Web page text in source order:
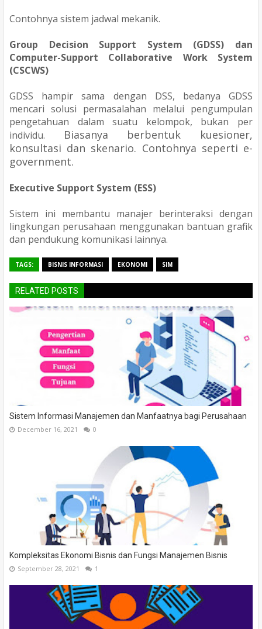
Contohnya sistem jadwal mekanik.
Group Decision Support System (GDSS) dan
Computer-Support Collaborative Work System
(CSCWS)
GDSS hampir sama dengan DSS, bedanya GDSS
mencari solusi permasalahan melalui pengumpulan
pengetahuan dalam suatu kelompok, bukan per
individu.
Biasanya berbentuk kuesioner,
konsultasi dan skenario. Contohnya seperti e-
government.
Executive Support System (ESS)
Sistem ini membantu manajer berinteraksi dengan
lingkungan perusahaan menggunakan bantuan grafik
dan pendukung komunikasi lainnya.
TAGS: BISNIS INFORMASI EKONOMI SIM
RELATED POSTS
Sistem Informasi Manajemen dan Manfaatnya bagi Perusahaan
December 16, 2021 0
Kompleksitas Ekonomi Bisnis dan Fungsi Manajemen Bisnis
September 28, 2021 1